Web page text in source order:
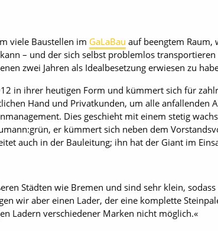
viele Baustellen im GaLaBau auf beengtem Raum,
– und der sich selbst problemlos transportieren
zwei Jahren als Idealbesetzung erwiesen zu
in ihrer heutigen Form und kümmert sich für
Hand und Privatkunden, um alle anfallenden
Dies geschieht mit einem stetig
er kümmert sich neben dem
auch in der Bauleitung; ihn hat der Giant im
Städten wie Bremen und sind sehr klein,
wir aber einen Lader, der eine komplette
Ladern verschiedener Marken nicht möglich.«